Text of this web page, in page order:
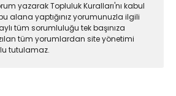
yazarak Topluluk Kuralları'nı kabul
alana yaptığınız yorumunuzla ilgili
tüm sorumluluğu tek başınıza
tüm yorumlardan site yönetimi
tutulamaz.